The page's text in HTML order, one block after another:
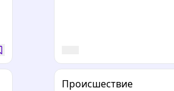
Происшествие